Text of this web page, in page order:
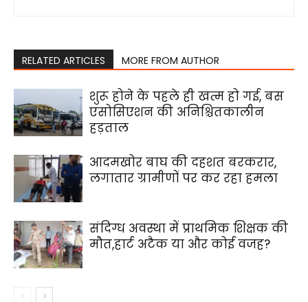
RELATED ARTICLES MORE FROM AUTHOR
शुरू होने के पहले ही खत्म हो गई, बस
एसोसिएशन की अनिश्चितकालीन
हड़ताल
आदमखोर बाघ की दहशत बरकरार,
लगातार ग्रामीणों पर कर रहा हमला
संदिग्ध अवस्था में प्राथमिक शिक्षक की
मौत,हार्ट अटैक या और कोई वजह?